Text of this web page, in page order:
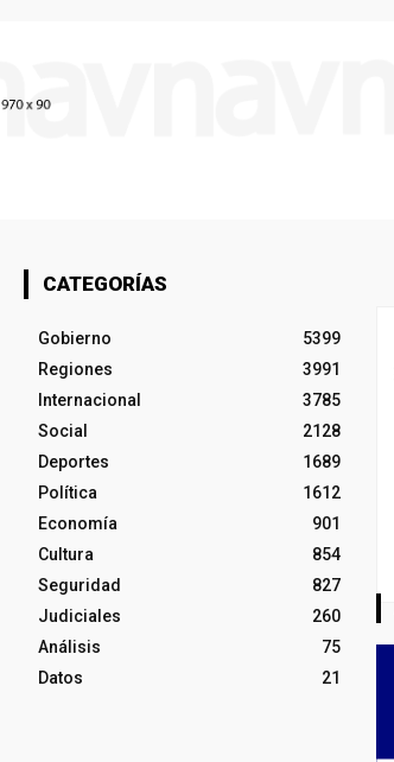
CATEGORÍAS
Gobierno
5399
Regiones
3991
Internacional
3785
Social
2128
Deportes
1689
Política
1612
Economía
901
Cultura
854
Seguridad
827
Judiciales
260
Análisis
75
Datos
21